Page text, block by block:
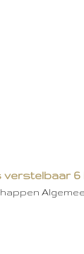
verstelbaar 6